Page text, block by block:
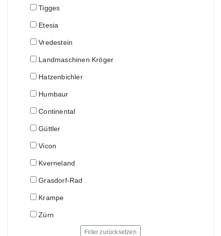
Tigges
Etesia
Vredestein
Landmaschinen Kröger
Hatzenbichler
Humbaur
Continental
Güttler
Vicon
Kverneland
Grasdorf-Rad
Krampe
Zürn
Filter zurücksetzen